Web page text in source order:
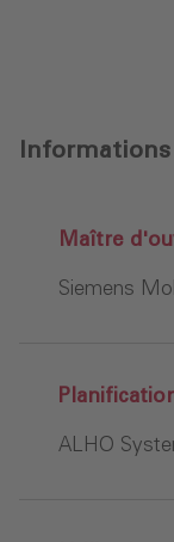
Maître
Siemens
ALHO